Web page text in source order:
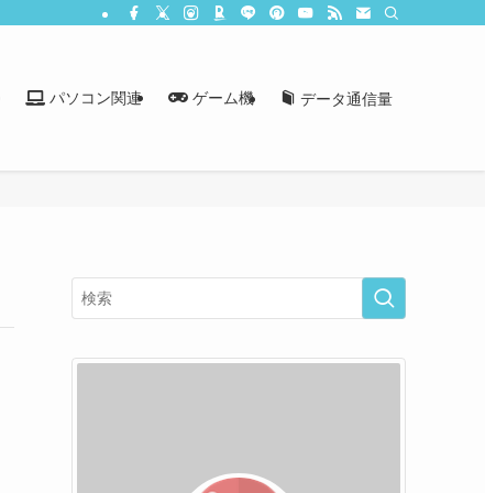
パソコン関連 ゲーム機 データ通信量